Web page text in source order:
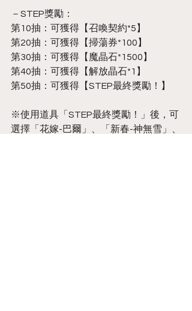
－STEP獎勵：
第10抽：可獲得【召喚契約*5】
第20抽：可獲得【掃蕩券*100】
第30抽：可獲得【魔晶石*1500】
第40抽：可獲得【解放晶石*1】
第50抽：可獲得【STEP最終獎勵！】
※使用道具「STEP最終獎勵！」後，可
選擇「花嫁-巴爾」、「新春-神無雪」、